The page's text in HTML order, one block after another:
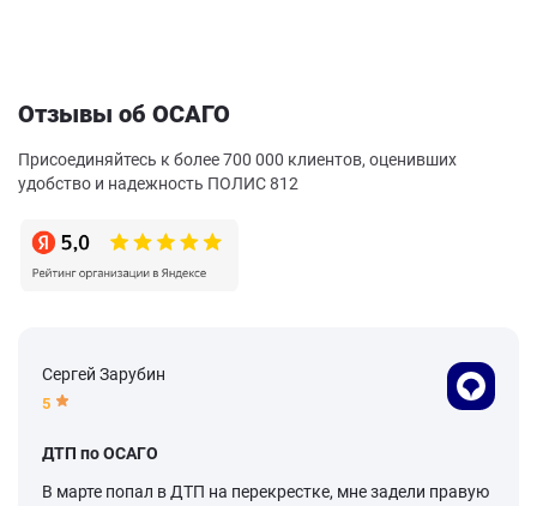
Отзывы об ОСАГО
Присоединяйтесь к более 700 000 клиентов, оценивших
удобство и надежность ПОЛИС 812
Сергей Зарубин
5
ДТП по ОСАГО
В марте попал в ДТП на перекрестке, мне задели правую